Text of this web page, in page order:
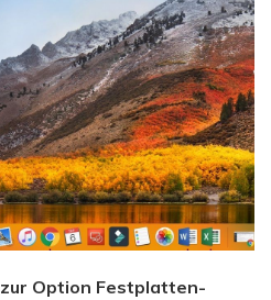
Option Festplatten-